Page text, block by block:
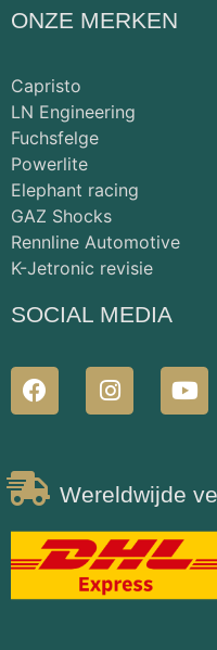
ONZE MERKEN
Capristo
LN Engineering
Fuchsfelge
Powerlite
Elephant racing
GAZ Shocks
Rennline Automotive
K-Jetronic revisie
SOCIAL MEDIA
Wereldwijde